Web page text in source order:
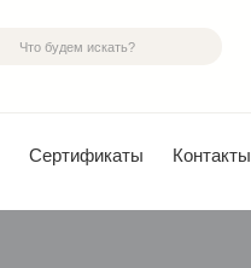
Сертификаты Контакты